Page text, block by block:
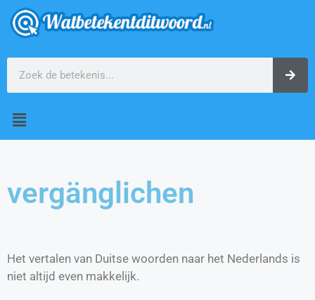
vergänglichen
Het vertalen van Duitse woorden naar het Nederlands is
niet altijd even makkelijk.